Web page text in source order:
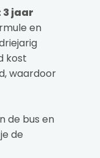
3 jaar
en
kost
waardoor
de bus en
de